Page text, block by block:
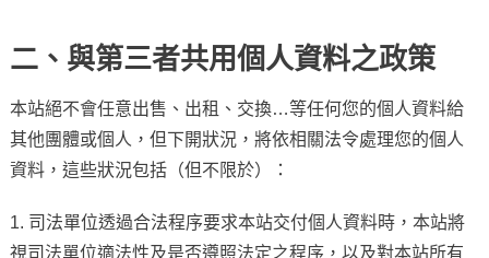
二、與第三者共用個人資料之政策
本站絕不會任意出售、出租、交換…等任何您的個人資料給
其他團體或個人，但下開狀況，將依相關法令處理您的個人
資料，這些狀況包括（但不限於）：
1. 司法單位透過合法程序要求本站交付個人資料時，本站將
視司法單位適法性及是否遵照法定之程序，以及對本站所有